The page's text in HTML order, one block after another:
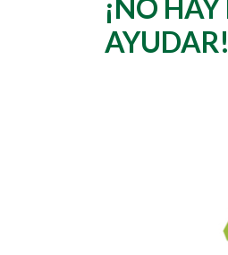
¡NO
AYUDAR!